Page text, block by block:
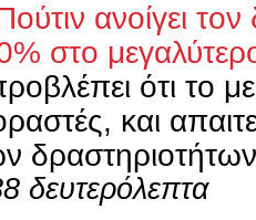
ανοίγει
στο
ότι το
και
δραστηριοτήτων
δευτερόλεπτα